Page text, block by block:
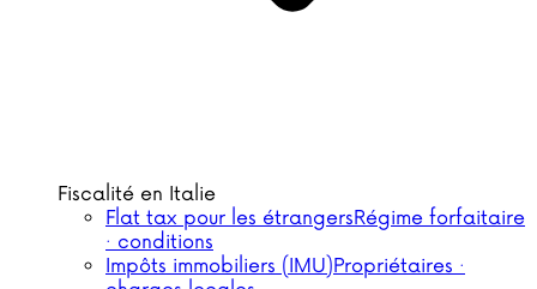
Fiscalité en Italie
Flat tax pour les étrangersRégime forfaitaire
· conditions
Impôts immobiliers (IMU)Propriétaires ·